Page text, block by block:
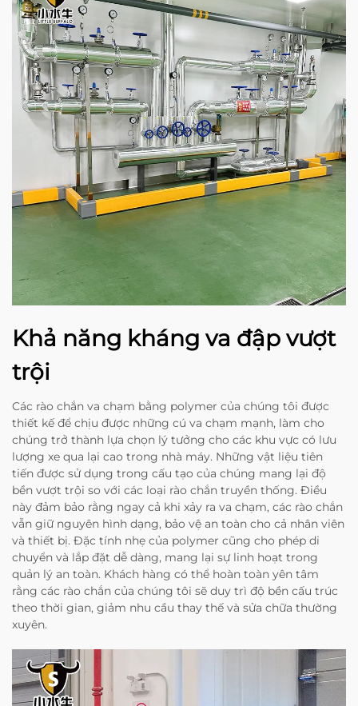
Khả năng kháng va đập vượt
trội
Các rào chắn va chạm bằng polymer của chúng tôi được
thiết kế để chịu được những cú va chạm mạnh, làm cho
chúng trở thành lựa chọn lý tưởng cho các khu vực có lưu
lượng xe qua lại cao trong nhà máy. Những vật liệu tiên
tiến được sử dụng trong cấu tạo của chúng mang lại độ
bền vượt trội so với các loại rào chắn truyền thống. Điều
này đảm bảo rằng ngay cả khi xảy ra va chạm, các rào chắn
vẫn giữ nguyên hình dạng, bảo vệ an toàn cho cả nhân viên
và thiết bị. Đặc tính nhẹ của polymer cũng cho phép di
chuyển và lắp đặt dễ dàng, mang lại sự linh hoạt trong
quản lý an toàn. Khách hàng có thể hoàn toàn yên tâm
rằng các rào chắn của chúng tôi sẽ duy trì độ bền cấu trúc
theo thời gian, giảm nhu cầu thay thế và sửa chữa thường
xuyên.